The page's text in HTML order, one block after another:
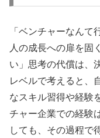
「ベンチャーなんて
人の成長への扉を固
い」思考の代償は、
レベルで考えると、
なスキル習得や経験
チャー企業での経験
しても、その過程で